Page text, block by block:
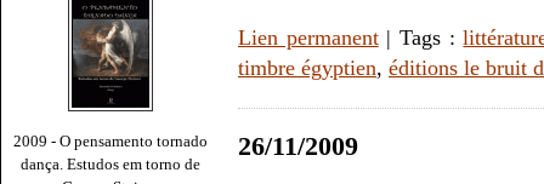
2009 - O pensamento tornado
dança. Estudos em torno de
Lien permanent| Tags :
timbre égyptien, éditions le bruit
26/11/2009